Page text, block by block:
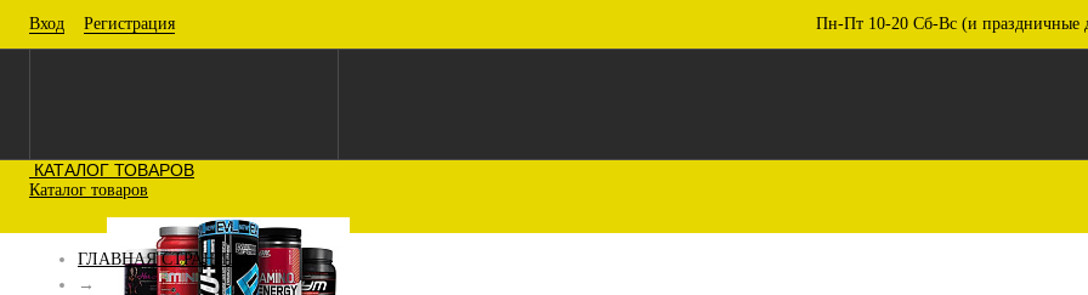
Вход Регистрация Пн-Пт 10-20 Сб-Вс (и праздничные
КАТАЛОГ ТОВАРОВ
Каталог товаров
ГЛАВНАЯ СТРАНИЦА
→